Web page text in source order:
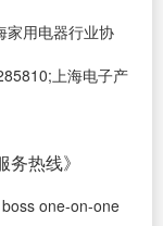
家用电器行业协
上海电子产
热线》
one-on-one